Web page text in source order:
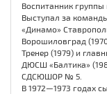
Воспитанник группы
Выступал за
«Динамо»
Ворошиловград
Тренер (1979) и
ДЮСШ «Балтика»
СДСЮШОР № 5.
В 1972—1973 годах